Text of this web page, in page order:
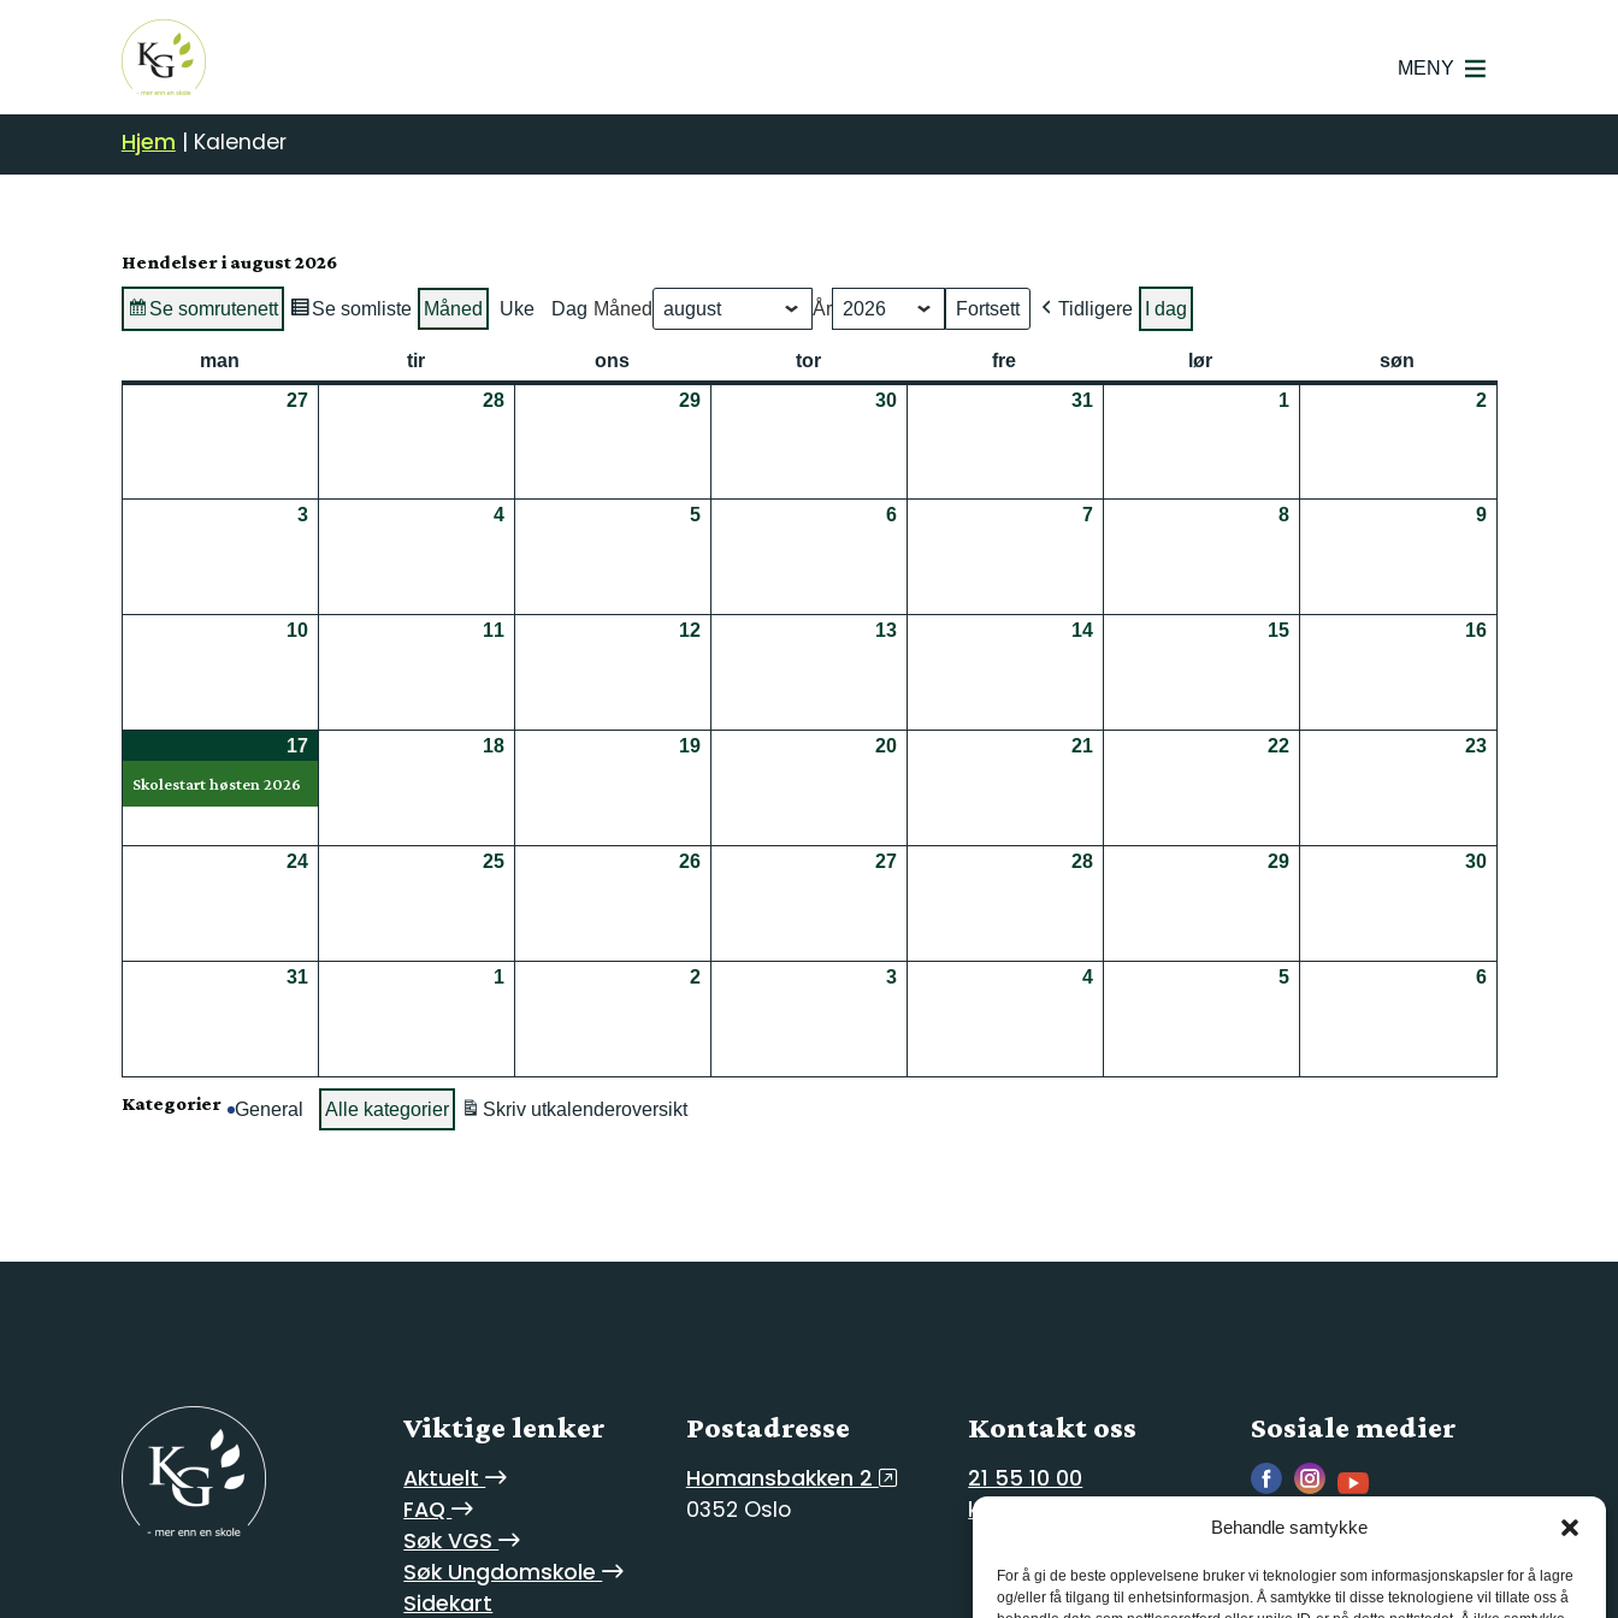
Behandle samtykke
For å gi de beste opplevelsene bruker vi teknologier som informasjonskapsler for å lagre
og/eller få tilgang til enhetsinformasjon. Å samtykke til disse teknologiene vil tillate oss å
MENY
Hjem | Kalender
Hendelser i august 2026
Se somrutenett Se somliste Måned Uke Dag Måned År Tidligere I dag
man tirtirsdag onsonsdag tortorsdag fre lør søn
2727.07.2026 2828.07.2026 2929.07.2026 3030.07.2026 3131.07.2026 101.08.2026 202.08.2026
303.08.2026 404.08.2026 505.08.2026 606.08.2026 707.08.2026 808.08.2026 909.08.2026
1010.08.2026 1111.08.2026 1212.08.2026 1313.08.2026 1414.08.2026 1515.08.2026 1616.08.2026
1717.08.2026
(1
Skolestart høsten 2026
1818.08.2026 1919.08.2026 2020.08.2026 2121.08.2026 2222.08.2026 2323.08.2026
2424.08.2026 2525.08.2026 2626.08.2026 2727.08.2026 2828.08.2026 2929.08.2026 3030.08.2026
3131.08.2026 101.09.2026 202.09.2026 303.09.2026 404.09.2026 505.09.2026 606.09.2026
Kategorier General Alle kategorier Skriv utkalenderoversikt
Viktige lenker
Aktuelt
FAQ
Søk VGS
Søk Ungdomskole
Sidekart
Postadresse
Homansbakken 2
0352 Oslo
Kontakt oss
21 55 10 00
kg@kg.vgs.no
Sosiale medier